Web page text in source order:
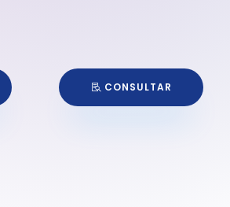
CONSULTAR